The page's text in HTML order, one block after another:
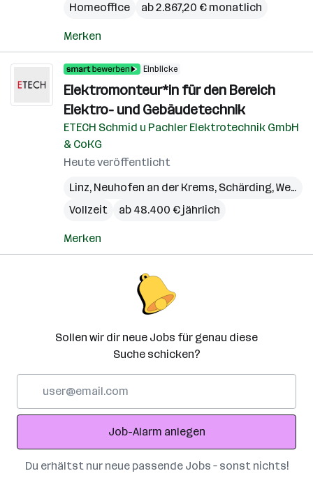
Homeoffice
ab 2.867,20 € monatlich
Merken
Einblicke
Elektromonteur*in für den Bereich
Elektro- und Gebäudetechnik
ETECH Schmid u Pachler Elektrotechnik GmbH
& CoKG
Heute veröffentlicht
Linz, Neuhofen an der Krems, Schärding,Wels
Vollzeit
ab 48.400 € jährlich
Merken
Sollen wir dir neue Jobs für genau diese
Suche schicken?
Adresse
Job-Alarm anlegen
Du erhältst nur neue passende Jobs – sonst nichts!